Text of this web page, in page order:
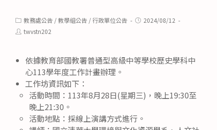
Post
category:
教務處公告 /教學組公告 /行政單位公告
Post2024/08/12
Posttwvstn202
依據教育部國教署普通型高級中等學校歷史學科中
心113學年度工作計畫辦理。
工作坊資訊如下：
活動時間：113年8月28日(星期三)，晚上19:30至
晚上21:30。
活動地點：採線上演講方式進行。